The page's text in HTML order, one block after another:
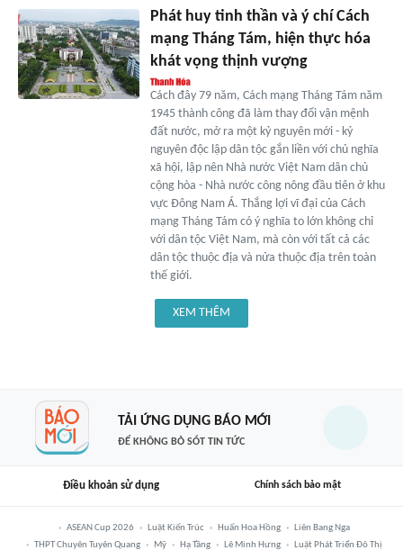
Phát huy tinh thần và ý chí Cách
mạng Tháng Tám, hiện thực hóa
khát vọng thịnh vượng
Cách đây 79 năm, Cách mạng Tháng Tám năm
1945 thành công đã làm thay đổi vận mệnh
đất nước, mở ra một kỷ nguyên mới - kỷ
nguyên độc lập dân tộc gắn liền với chủ nghĩa
xã hội, lập nên Nhà nước Việt Nam dân chủ
cộng hòa - Nhà nước công nông đầu tiên ở khu
vực Đông Nam Á. Thắng lợi vĩ đại của Cách
mạng Tháng Tám có ý nghĩa to lớn không chỉ
với dân tộc Việt Nam, mà còn với tất cả các
dân tộc thuộc địa và nửa thuộc địa trên toàn
thế giới.
XEM THÊM
TẢI ỨNG DỤNG BÁO MỚI
ĐỂ KHÔNG BỎ SÓT TIN TỨC
Điều khoản sử dụng Chính sách bảo mật
ASEAN Cup 2026 Luật Kiến Trúc Huấn Hoa Hồng
Liên Bang Nga
THPT Chuyên Tuyên Quang
Mỹ Hạ Tầng Lê Minh Hưng Luật Phát Triển Đô Thị